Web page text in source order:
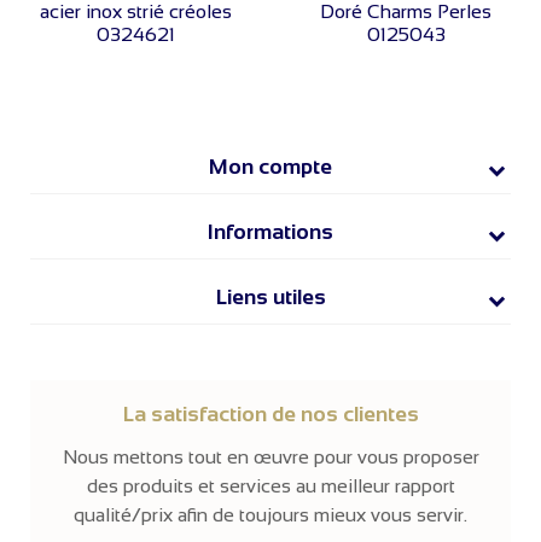
acier inox strié créoles
0324621
Doré Charms Perles
0125043
Mon compte
Informations
Liens utiles
La satisfaction de nos clientes
Nous mettons tout en œuvre pour vous proposer
des produits et services au meilleur rapport
qualité/prix afin de toujours mieux vous servir.